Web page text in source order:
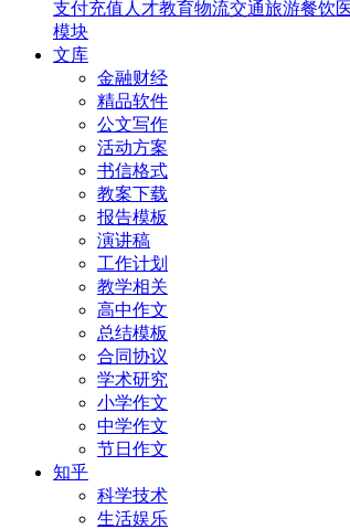
支付充值 人才教育物流交通旅游餐饮
模块
文库
金融财经
精品软件
公文写作
活动方案
书信格式
教案下载
报告模板
演讲稿
工作计划
教学相关
高中作文
总结模板
合同协议
学术研究
小学作文
中学作文
节日作文
知乎
科学技术
生活娱乐